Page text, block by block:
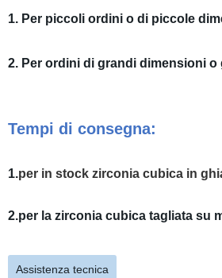
1. Per piccoli ordini o di piccole
2. Per ordini di grandi dimensioni
Tempi di consegna:
1.per in stock zirconia cubica in
2.per la zirconia cubica tagliata su
Assistenza tecnica